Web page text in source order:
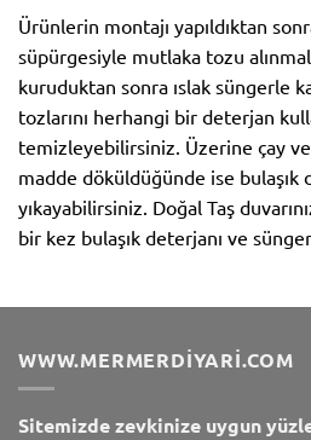
Ürünlerin montajı yapıldıktan
süpürgesiyle mutlaka tozu
kuruduktan sonra ıslak süngerle
tozlarını herhangi bir deterjan
temizleyebilirsiniz. Üzerine çay
madde döküldüğünde ise bulaşık
yıkayabilirsiniz. Doğal Taş
bir kez bulaşık deterjanı ve
WWW.MERMERDIYARI.COM
Sitemizde zevkinize uygun